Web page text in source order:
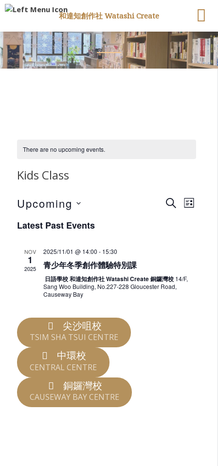
There are no upcoming events.
Kids Class
Events
SEARCH
LIST
Upcoming
date.
Latest Past Events
NOV
1
2025
2025/11/01 @ 14:00 - 15:30
青少年冬季創作體驗特別課
​ 日語學校 和達知創作社 Watashi Create 銅鑼灣校 14/F,
Sang Woo Building, No.227-228 Gloucester Road,
Causeway Bay
尖沙咀校
TSIM SHA TSUI CENTRE
中環校
CENTRAL CENTRE
​銅鑼灣校
CAUSEWAY BAY CENTRE
和達知創作社 Watashi Create